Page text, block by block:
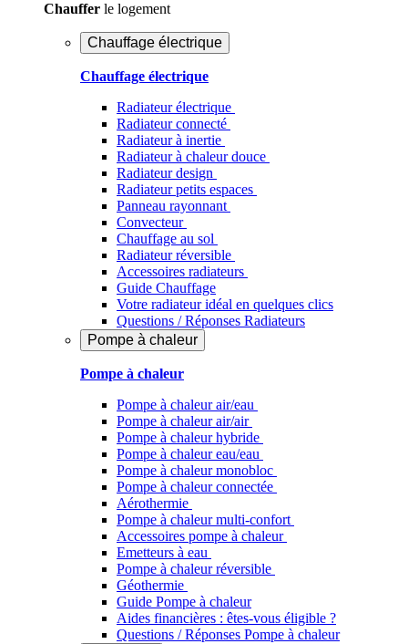
Chauffer le logement
Chauffage électrique
Chauffage électrique
Radiateur électrique
Radiateur connecté
Radiateur à inertie
Radiateur à chaleur douce
Radiateur design
Radiateur petits espaces
Panneau rayonnant
Convecteur
Chauffage au sol
Radiateur réversible
Accessoires radiateurs
Guide Chauffage
Votre radiateur idéal en quelques clics
Questions / Réponses Radiateurs
Pompe à chaleur
Pompe à chaleur
Pompe à chaleur air/eau
Pompe à chaleur air/air
Pompe à chaleur hybride
Pompe à chaleur​ eau/eau
Pompe à chaleur monobloc
Pompe à chaleur connectée
Aérothermie
Pompe à chaleur multi-confort
Accessoires pompe à chaleur
Emetteurs à eau
Pompe à chaleur réversible
Géothermie
Guide Pompe à chaleur
Aides financières : êtes-vous éligible ?
Questions / Réponses Pompe à chaleur